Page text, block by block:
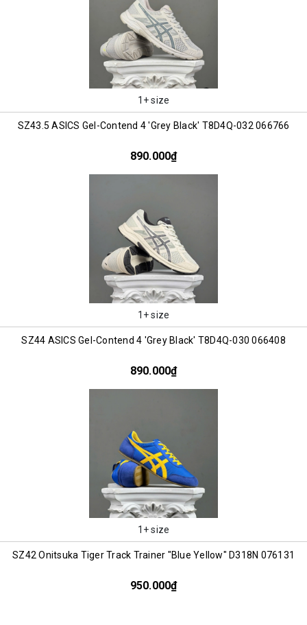
1+ size
SZ43.5 ASICS Gel-Contend 4 'Grey Black' T8D4Q-032 066766
890.000₫
1+ size
SZ44 ASICS Gel-Contend 4 'Grey Black' T8D4Q-030 066408
890.000₫
1+ size
SZ42 Onitsuka Tiger Track Trainer "Blue Yellow" D318N 076131
950.000₫